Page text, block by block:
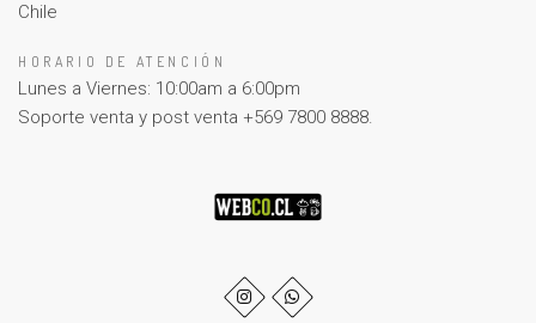
Chile
HORARIO DE ATENCIÓN
Lunes a Viernes: 10:00am a 6:00pm
Soporte venta y post venta +569 7800 8888.